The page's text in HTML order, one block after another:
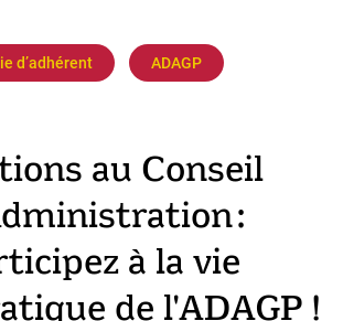
dʼadhérent ADAGP
au Conseil
:
à la vie
de l'ADAGP !